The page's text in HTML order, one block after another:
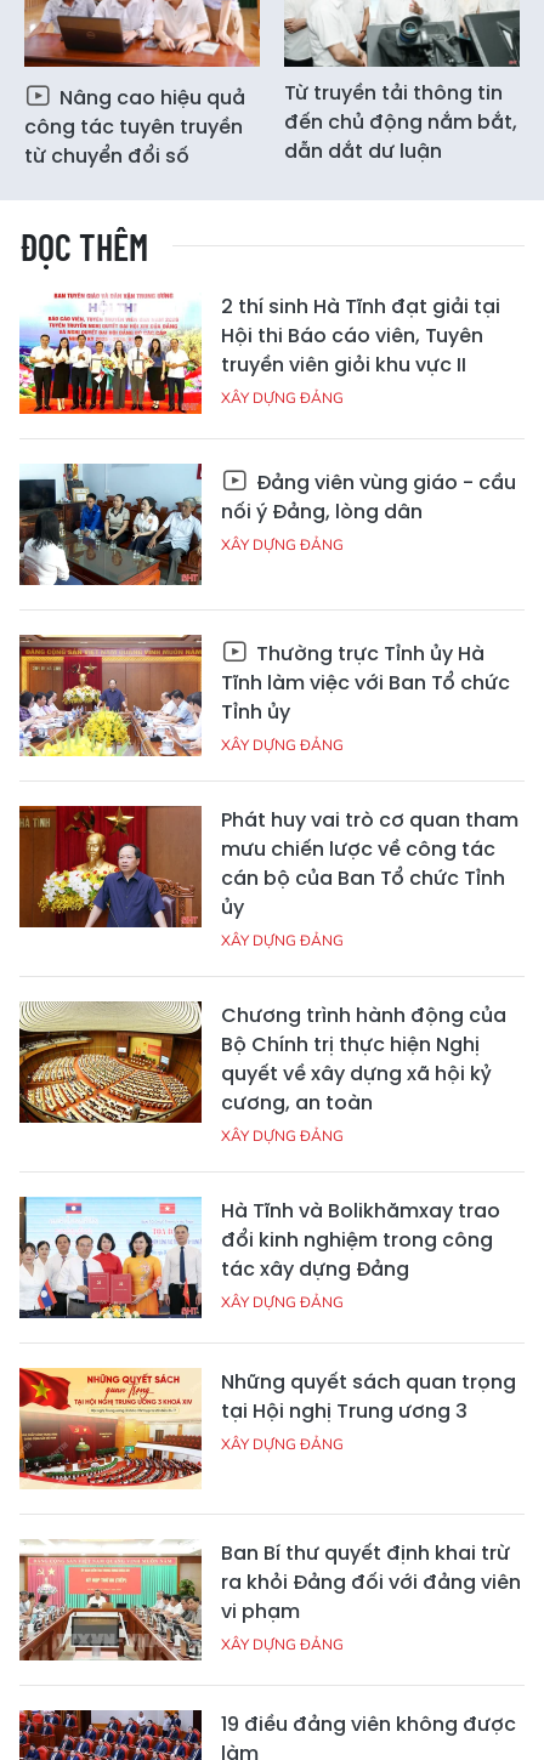
Nâng cao hiệu quả
công tác tuyên truyền
từ chuyển đổi số
Từ truyền tải thông tin
đến chủ động nắm bắt,
dẫn dắt dư luận
ĐỌC THÊM
2 thí sinh Hà Tĩnh đạt giải tại
Hội thi Báo cáo viên, Tuyên
truyền viên giỏi khu vực II
XÂY DỰNG ĐẢNG
Đảng viên vùng giáo - cầu
nối ý Đảng, lòng dân
XÂY DỰNG ĐẢNG
Thường trực Tỉnh ủy Hà
Tĩnh làm việc với Ban Tổ chức
Tỉnh ủy
XÂY DỰNG ĐẢNG
Phát huy vai trò cơ quan tham
mưu chiến lược về công tác
cán bộ của Ban Tổ chức Tỉnh
ủy
XÂY DỰNG ĐẢNG
Chương trình hành động của
Bộ Chính trị thực hiện Nghị
quyết về xây dựng xã hội kỷ
cương, an toàn
XÂY DỰNG ĐẢNG
Hà Tĩnh và Bolikhămxay trao
đổi kinh nghiệm trong công
tác xây dựng Đảng
XÂY DỰNG ĐẢNG
Những quyết sách quan trọng
tại Hội nghị Trung ương 3
XÂY DỰNG ĐẢNG
Ban Bí thư quyết định khai trừ
ra khỏi Đảng đối với đảng viên
vi phạm
XÂY DỰNG ĐẢNG
19 điều đảng viên không được
làm